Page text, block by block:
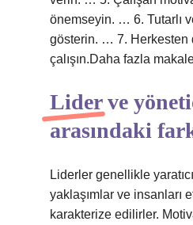
önemseyin. … 6. Tutarlı
gösterin. … 7. Herkesten
çalışın.Daha fazla
Lider ve
arasındaki
Liderler genellikle
yaklaşımlar ve insanları
karakterize edilirler.